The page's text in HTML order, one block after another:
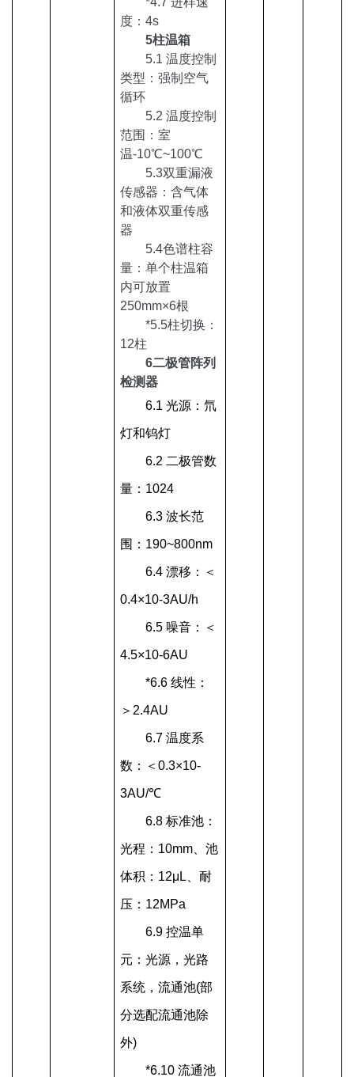
度：4s
5柱温箱
5.1 温度控制
类型：强制 空气
循环
5.2 温度控制
范围：室
温-10℃~100℃
5.3双重漏液
传感器：含气体
和液体双重传感
器
5.4色谱柱容
量 ：单个柱温箱
内可放置
250mm×6根
*5.5柱切换 ：
12柱
6二极管阵列
检测器
6.1 光源：氘
灯和钨灯
6.2 二极管数
量：1024
6.3 波长范
围：190~800nm
6.4 漂移：＜
0.4×10-3AU/h
6.5 噪音：＜
4.5×10-6AU
*6.6 线性：
＞2.4AU
6.7 温度系
数：＜0.3×10-
3AU/℃
6.8 标准池：
光程：10mm、池
体积：12μL、耐
压：12MPa
6.9 控温单
元：光源，光路
系统，流通池(部
分选配流通池除
外)
*6.10 流通池